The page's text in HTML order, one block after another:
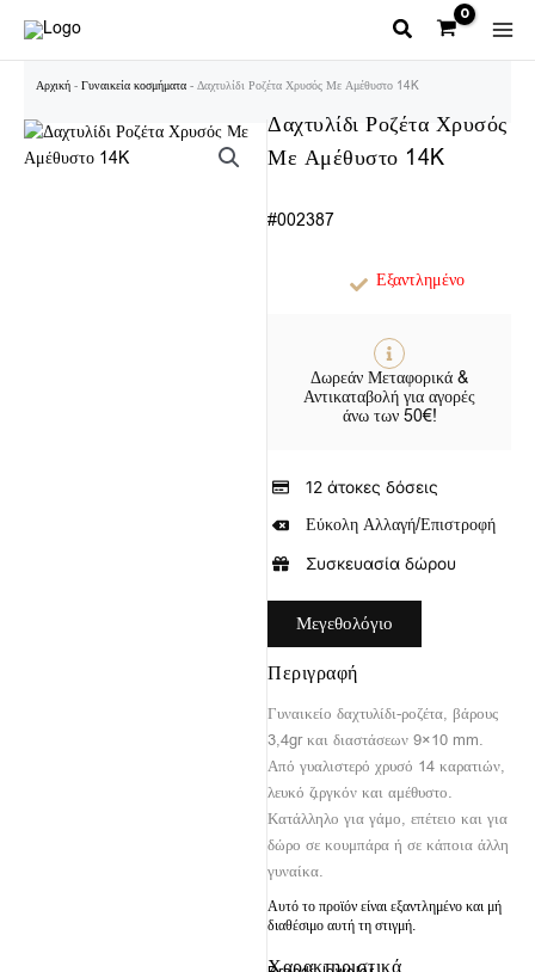
περιεχόμενο
Αρχική - Γυναικεία κοσμήματα - Δαχτυλίδι Ροζέτα Χρυσός Με Αμέθυστο 14K
Δαχτυλίδι Ροζέτα Χρυσός
Με Αμέθυστο 14K
#002387
Εξαντλημένο
Δωρεάν Μεταφορικά &
Αντικαταβολή για αγορές
άνω των 50€!
12 άτοκες δόσεις
Εύκολη Αλλαγή/Επιστροφή
Συσκευασία δώρου
Μεγεθολόγιο
Περιγραφή
Γυναικείο δαχτυλίδι-ροζέτα, βάρους
3,4gr και διαστάσεων 9×10 mm.
Από γυαλιστερό χρυσό 14 καρατιών,
λευκό ζιργκόν και αμέθυστο.
Κατάλληλο για γάμο, επέτειο και για
δώρο σε κουμπάρα ή σε κάποια άλλη
γυναίκα.
Αυτό το προϊόν είναι εξαντλημένο και μή
διαθέσιμο αυτή τη στιγμή.